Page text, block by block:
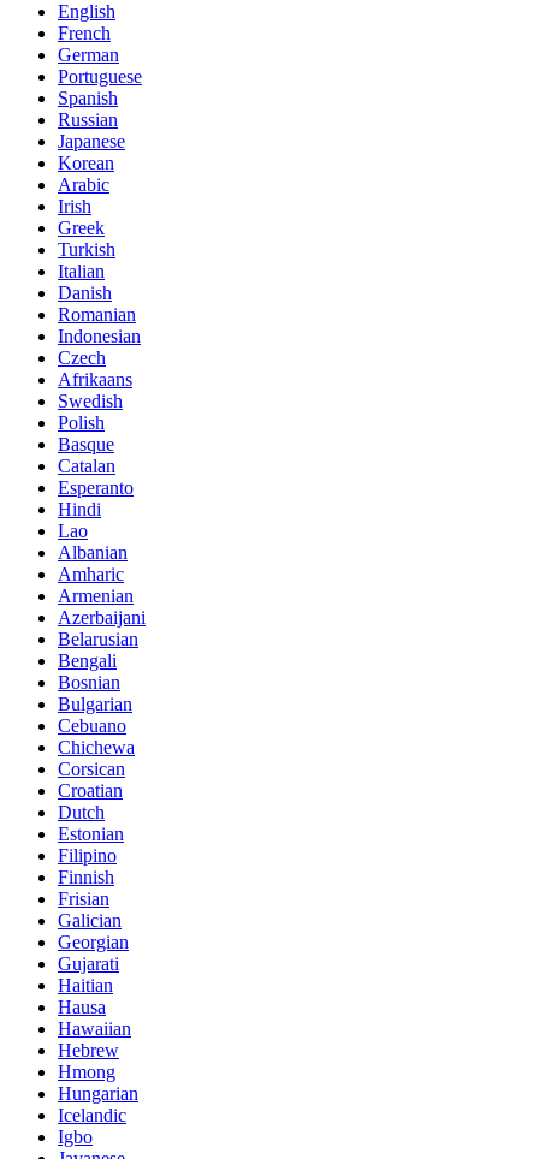
English
French
German
Portuguese
Spanish
Russian
Japanese
Korean
Arabic
Irish
Greek
Turkish
Italian
Danish
Romanian
Indonesian
Czech
Afrikaans
Swedish
Polish
Basque
Catalan
Esperanto
Hindi
Lao
Albanian
Amharic
Armenian
Azerbaijani
Belarusian
Bengali
Bosnian
Bulgarian
Cebuano
Chichewa
Corsican
Croatian
Dutch
Estonian
Filipino
Finnish
Frisian
Galician
Georgian
Gujarati
Haitian
Hausa
Hawaiian
Hebrew
Hmong
Hungarian
Icelandic
Igbo